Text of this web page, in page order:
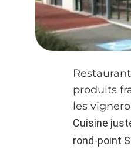
produits
les
Cuisine
rond-point